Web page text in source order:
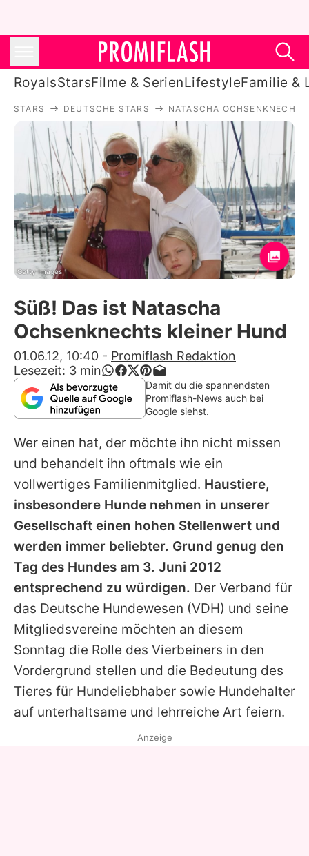
RoyalsStarsFilme & SerienLifestyleFamilie &
Royals
Stars
Filme & Serien
Lifestyle
Familie & Liebe
Promiflash Exklusiv
Alle Themen auf Promiflash
App runterladen
Team
Redaktionelle Richtlinien
Impressum
Datenschutzerklärung
Nutzungsbedingungen
Utiq verwalten
STARS DEUTSCHE STARS NATASCHA OCHSENKNECHT
Getty Images
Süß! Das ist Natascha
Ochsenknechts kleiner Hund
01.06.12, 10:40 - Promiflash Redaktion
Lesezeit: 3 min
Damit du die spannendsten
Promiflash-News auch bei
Google siehst.
Wer einen hat, der möchte ihn nicht missen
und behandelt ihn oftmals wie ein
vollwertiges Familienmitglied. Haustiere,
insbesondere Hunde nehmen in unserer
Gesellschaft einen hohen Stellenwert und
werden immer beliebter. Grund genug den
Tag des Hundes am 3. Juni 2012
entsprechend zu würdigen. Der Verband für
das Deutsche Hundewesen (VDH) und seine
Mitgliedsvereine möchten an diesem
Sonntag die Rolle des Vierbeiners in den
Vordergrund stellen und die Bedeutung des
Tieres für Hundeliebhaber sowie Hundehalter
auf unterhaltsame und lehrreiche Art feiern.
Anzeige